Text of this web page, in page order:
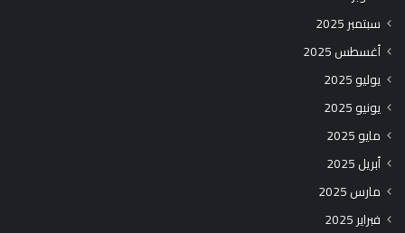
سبتمبر 2025
أغسطس 2025
يوليو 2025
يونيو 2025
مايو 2025
أبريل 2025
مارس 2025
فبراير 2025